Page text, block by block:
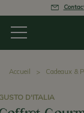
Accueil Cadeaux &
D'ITALIA